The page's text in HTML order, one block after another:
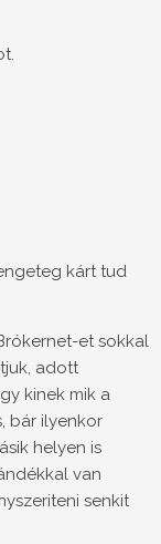
kárt tud
et sokkal
adott
kinek mik a
bár ilyenkor
helyen is
van
senkit